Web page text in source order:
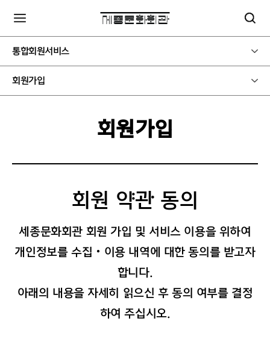
통합회원서비스
회원가입
회원가입
회원 약관 동의
세종문화회관 회원 가입 및 서비스 이용을 위하여
개인정보를 수집‧이용 내역에 대한 동의를 받고자
합니다.
아래의 내용을 자세히 읽으신 후 동의 여부를 결정
하여 주십시오.